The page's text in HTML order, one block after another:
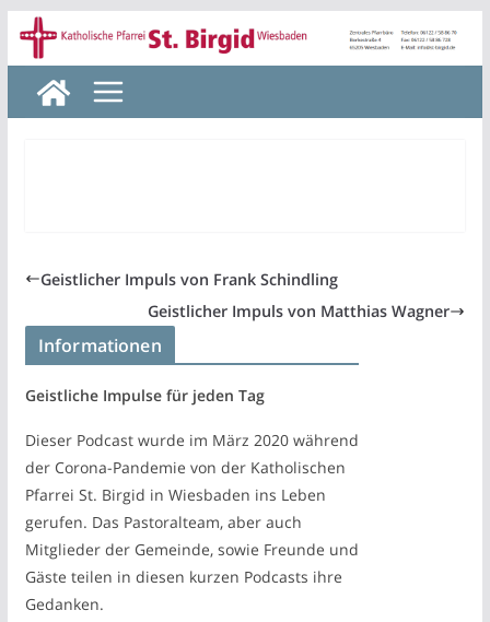
Zum
Inhalt
springen
Geistlicher Impuls von Frank Schindling
Geistlicher Impuls von Matthias Wagner
Informationen
Geistliche Impulse für jeden Tag
Dieser Podcast wurde im März 2020 während
der Corona-Pandemie von der Katholischen
Pfarrei St. Birgid in Wiesbaden ins Leben
gerufen. Das Pastoralteam, aber auch
Mitglieder der Gemeinde, sowie Freunde und
Gäste teilen in diesen kurzen Podcasts ihre
Gedanken.